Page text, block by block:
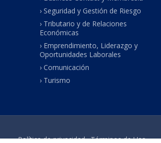
› Seguridad y Gestión de Riesgo
› Tributario y de Relaciones
Económicas
› Emprendimiento, Liderazgo y
Oportunidades Laborales
› Comunicación
› Turismo
Política de privacidad Términos de Uso